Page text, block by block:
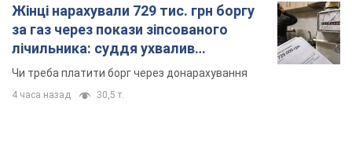
Жінці нарахували 729 тис. грн боргу
за газ через покази зіпсованого
лічильника: суддя ухвалив
неочікуване рішення
Чи треба платити борг через донарахування
4 часа назад 30,5 т.